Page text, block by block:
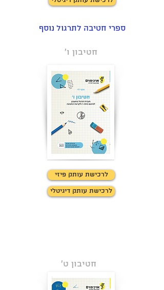
ספרי חטיבה לתרגול נוסף
חטיבון ו'
לרכישת עותק פיזי
לרכישת עותק דיגיטלי
חטיבון ט'